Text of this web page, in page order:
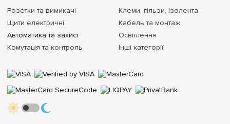
Розетки та вимикачі
Щити електричні
Автоматика та захист
Комутація та контроль
Клеми, гільзи, ізолента
Кабель та монтаж
Освітлення
Інші категорії